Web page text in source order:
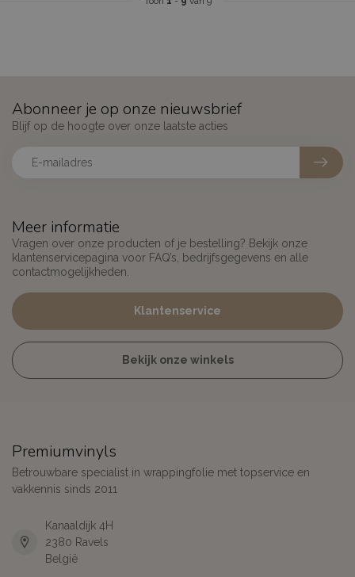
Meer informatie
Vragen over onze producten of je bestelling? Bekijk onze
klantenservicepagina voor FAQ’s, bedrijfsgegevens en alle
contactmogelijkheden.
Klantenservice
Bekijk onze winkels
Abonneer je op onze nieuwsbrief
Blijf op de hoogte over onze laatste acties
Premiumvinyls
Betrouwbare specialist in wrappingfolie met topservice en
vakkennis sinds 2011
Kanaaldijk 4H
2380 Ravels
België